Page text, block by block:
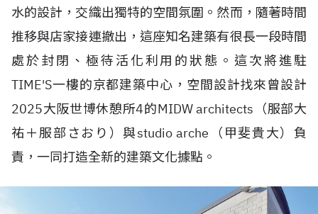
水的設計，交織出獨特的空間氛圍。然而，隨著時間
推移與店家接連撤出，這座知名建築有很長一段時間
處於封閉、極待活化利用的狀態。這次將進駐
TIME'S一樓的京都建築中心，空間設計找來曾設計
2025大阪世博休憩所4的MIDW architects（服部大
祐＋服部さおり）與studio arche（甲斐貴大）負
責，一同打造全新的建築文化據點。